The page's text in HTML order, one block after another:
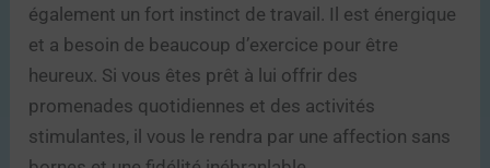
également un fort instinct de travail. Il est énergique
et a besoin de beaucoup d’exercice pour être
heureux. Si vous êtes prêt à lui offrir des
promenades quotidiennes et des activités
stimulantes, il vous le rendra par une affection sans